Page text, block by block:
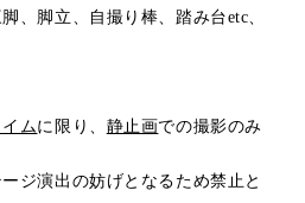
、脚立、自撮り棒、踏み台etc、
ムに限り、 静止画での撮影のみ
ジ演出の妨げとなるため禁止と